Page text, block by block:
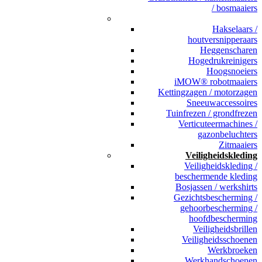
/ bosmaaiers
Hakselaars /
houtversnipperaars
Heggenscharen
Hogedrukreinigers
Hoogsnoeiers
iMOW® robotmaaiers
Kettingzagen / motorzagen
Sneeuwaccessoires
Tuinfrezen / grondfrezen
Verticuteermachines /
gazonbeluchters
Zitmaaiers
Veiligheidskleding
Veiligheidskleding /
beschermende kleding
Bosjassen / werkshirts
Gezichtsbescherming /
gehoorbescherming /
hoofdbescherming
Veiligheidsbrillen
Veiligheidsschoenen
Werkbroeken